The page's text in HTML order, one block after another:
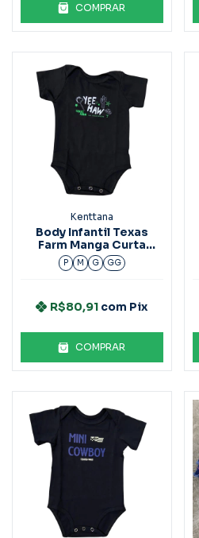
COMPRAR
Kenttana
Body Infantil Texas
Farm Manga Curta
Bm001 Preto
P M G GG
R$80,91 com Pix
COMPRAR